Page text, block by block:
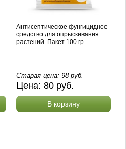
Антисептическое фунгицидное
средство для опрыскивания
растений. Пакет 100 гр.
Старая цена:98руб.
Цена: 80 руб.
В корзину